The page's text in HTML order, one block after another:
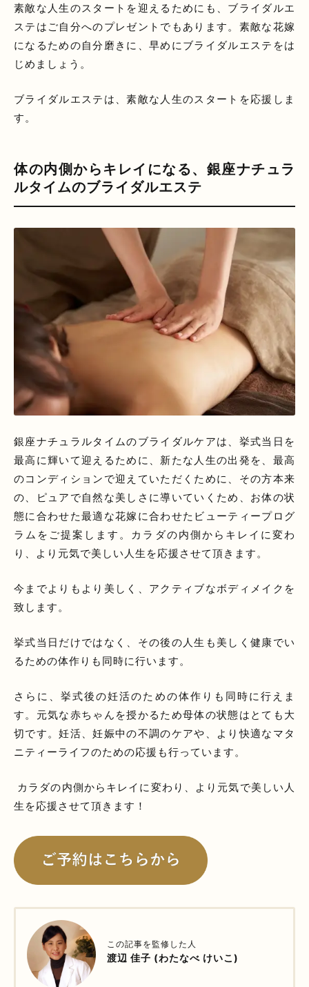
素敵な人生のスタートを迎えるためにも、ブライダルエ
ステはご自分へのプレゼントでもあります。素敵な花嫁
になるための自分磨きに、早めにブライダルエステをは
じめましょう。
ブライダルエステは、素敵な人生のスタートを応援しま
す。
体の内側からキレイになる、銀座ナチュラ
ルタイムのブライダルエステ
銀座ナチュラルタイムのブライダルケアは、挙式当日を
最高に輝いて迎えるために、新たな人生の出発を、最高
のコンディションで迎えていただくために、その方本来
の、ピュアで自然な美しさに導いていくため、お体の状
態に合わせた最適な花嫁に合わせたビューティープログ
ラムをご提案します。カラダの内側からキレイに変わ
り、より元気で美しい人生を応援させて頂きます。
今までよりもより美しく、アクティブなボディメイクを
致します。
挙式当日だけではなく、その後の人生も美しく健康でい
るための体作りも同時に行います。
さらに、挙式後の妊活のための体作りも同時に行えま
す。元気な赤ちゃんを授かるため母体の状態はとても大
切です。妊活、妊娠中の不調のケアや、より快適なマタ
ニティーライフのための応援も行っています。
カラダの内側からキレイに変わり、より元気で美しい人
生を応援させて頂きます！
この記事を監修した人
渡辺 佳子 (わたなべ けいこ)